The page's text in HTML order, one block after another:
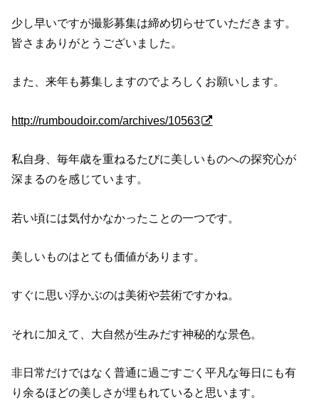
少し早いですが撮影募集は締め切らせていただきます。
皆さまありがとうございました。
また、来年も募集しますのでよろしくお願いします。
http://rumboudoir.com/archives/10563
私自身、毎年歳を重ねるたびに美しいものへの探究心が
深まるのを感じています。
若い頃には気付かなかったことの一つです。
美しいものはとても価値があります。
すぐに思い浮かぶのは美術や芸術ですかね。
それに加えて、大自然が生みだす神秘的な景色。
非日常だけではなく普通に過ごすごく平凡な毎日にも有
り余るほどの美しさが埋もれていると思います。